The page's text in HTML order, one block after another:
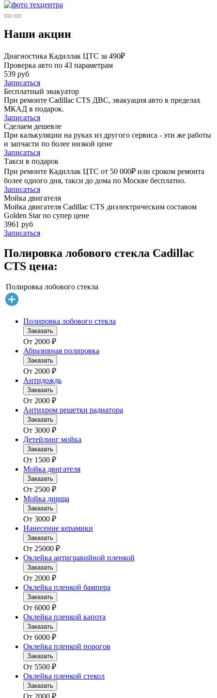
Наши акции
Диагностика Кадиллак ЦТС за 490₽
Проверка авто по 43 параметрам
539 руб
Записаться
Бесплатный эвакуатор
При ремонте Cadillac CTS ДВС, эвакуация авто в пределах
МКАД в подарок.
Записаться
Сделаем дешевле
При калькуляции на руках из другого сервиса - эти же работы
и запчасти по более низкой цене
Записаться
Такси в подарок
При ремонте Кадиллак ЦТС от 50 000₽ или сроком ремонта
более одного дня, такси до дома по Москве бесплатно.
Записаться
Мойка двигателя
Мойка двигателя Cadillac CTS диэлектрическим составом
Golden Star по супер цене
3961 руб
Записаться
Полировка лобового стекла Cadillac
CTS цена:
Полировка лобового стекла
Полировка лобового стекла
Заказать
От 2000 ₽
Абразивная полировка
Заказать
От 2000 ₽
Антидождь
Заказать
От 2000 ₽
Антихром решетки радиатора
Заказать
От 3000 ₽
Детейлинг мойка
Заказать
От 1500 ₽
Мойка двигателя
Заказать
От 2500 ₽
Мойка днища
Заказать
От 3000 ₽
Нанесение керамики
Заказать
От 25000 ₽
Оклейка антигравийной пленкой
Заказать
От 2000 ₽
Оклейка пленкой бампера
Заказать
От 6000 ₽
Оклейка пленкой капота
Заказать
От 6000 ₽
Оклейка пленкой порогов
Заказать
От 5500 ₽
Оклейка пленкой стекол
Заказать